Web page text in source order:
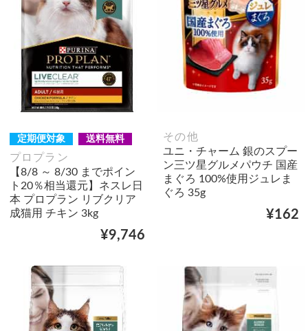
定期便対象 送料無料
プロプラン
【8/8 ～ 8/30 までポイン
ト20％相当還元】ネスレ日
本 プロプラン リブクリア
成猫用 チキン 3kg
¥9,746
その他
ユニ・チャーム 銀のスプー
ン三ツ星グルメパウチ 国産
まぐろ 100%使用ジュレま
ぐろ 35g
¥162